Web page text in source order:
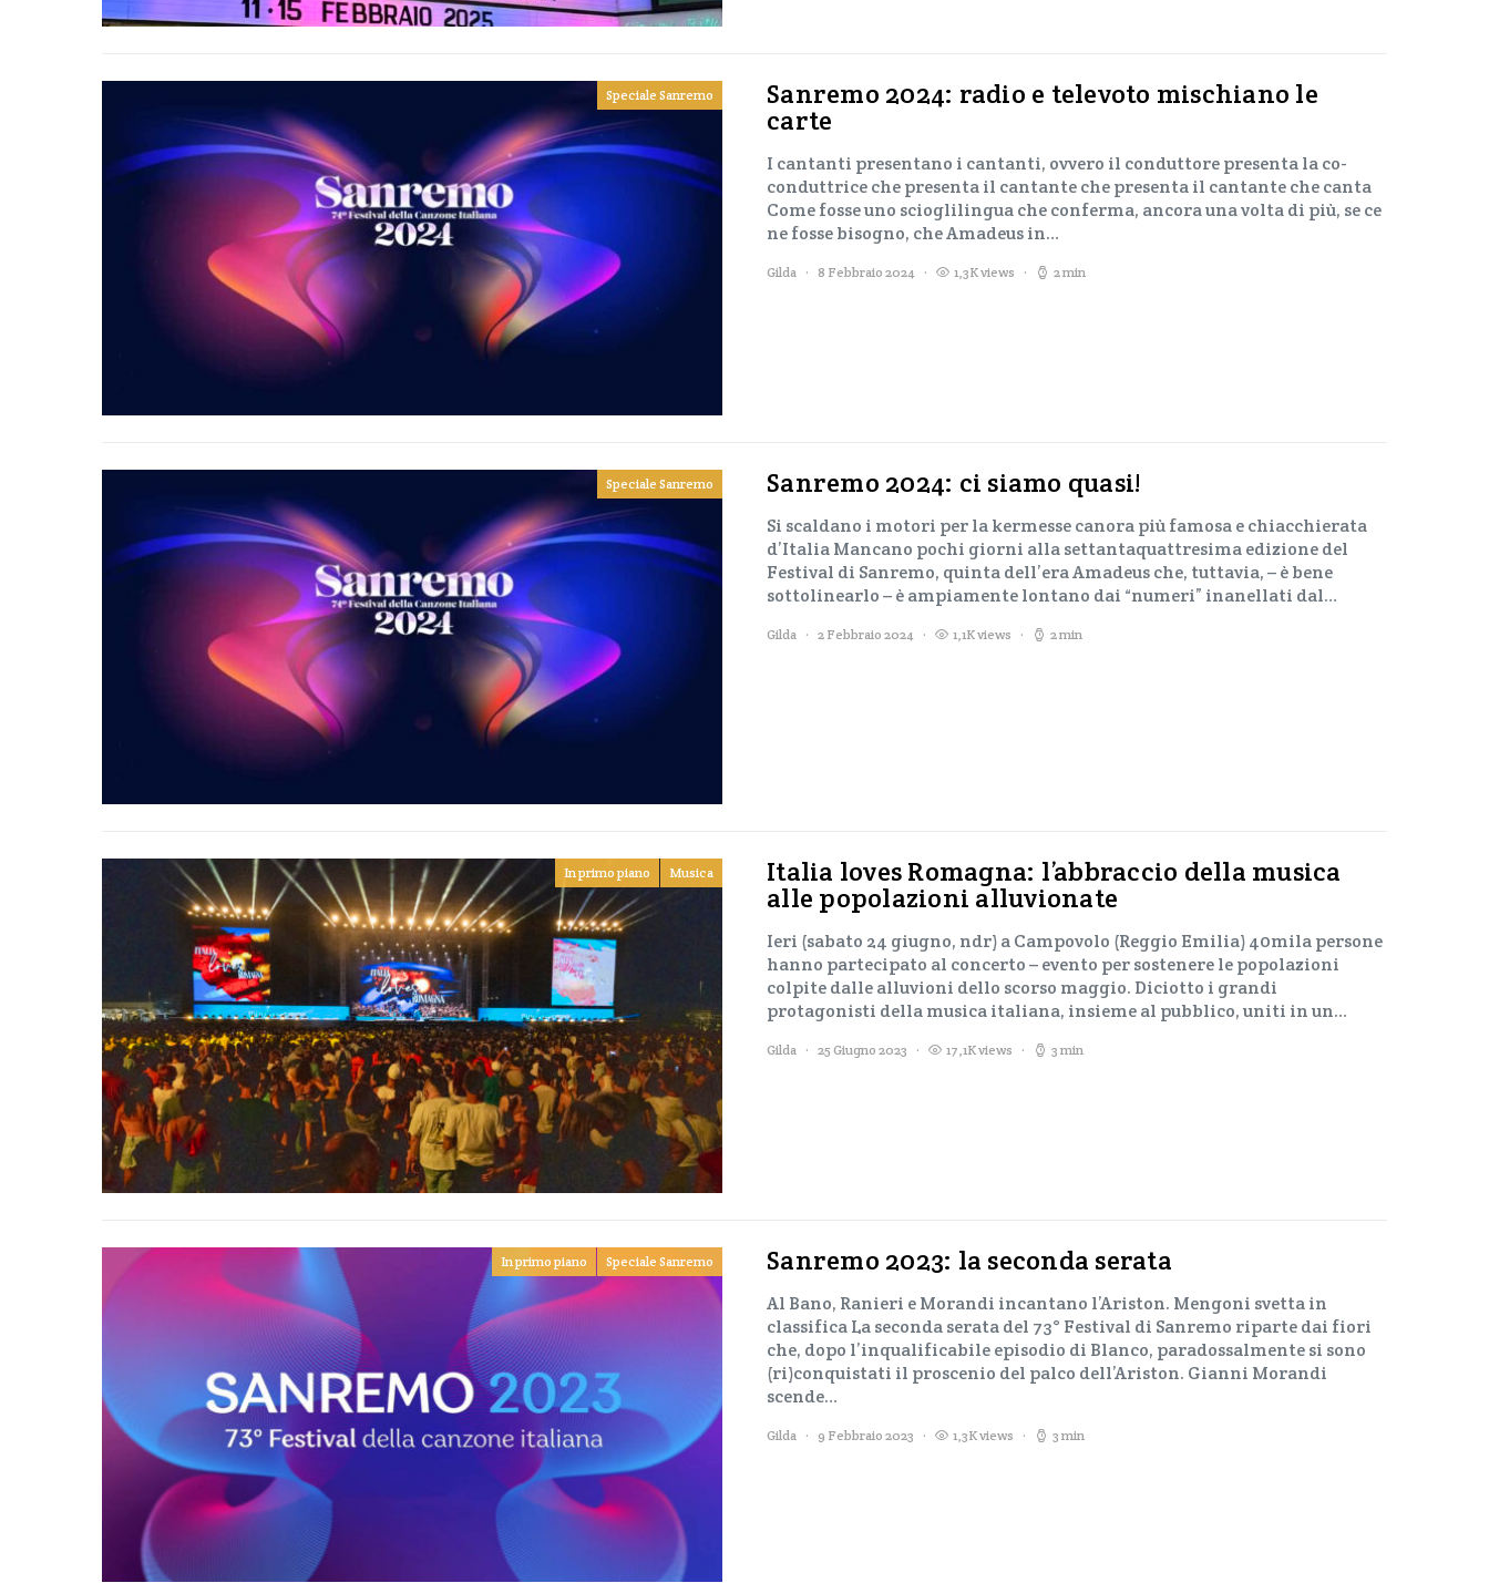
Speciale Sanremo Sanremo 2024: radio e televoto mischiano le
carte
I cantanti presentano i cantanti, ovvero il conduttore presenta la co-
conduttrice che presenta il cantante che presenta il cantante che canta
Come fosse uno scioglilingua che conferma, ancora una volta di più, se ce
ne fosse bisogno, che Amadeus in…
Gilda 8 Febbraio 2024 1,3K views 2 min
Speciale Sanremo Sanremo 2024: ci siamo quasi!
Si scaldano i motori per la kermesse canora più famosa e chiacchierata
d’Italia Mancano pochi giorni alla settantaquattresima edizione del
Festival di Sanremo, quinta dell’era Amadeus che, tuttavia, – è bene
sottolinearlo – è ampiamente lontano dai “numeri” inanellati dal…
Gilda 2 Febbraio 2024 1,1K views 2 min
In primo piano Musica Italia loves Romagna: l’abbraccio della musica
alle popolazioni alluvionate
Ieri (sabato 24 giugno, ndr) a Campovolo (Reggio Emilia) 40mila persone
hanno partecipato al concerto – evento per sostenere le popolazioni
colpite dalle alluvioni dello scorso maggio. Diciotto i grandi
protagonisti della musica italiana, insieme al pubblico, uniti in un…
Gilda 25 Giugno 2023 17,1K views 3 min
In primo piano Speciale Sanremo Sanremo 2023: la seconda serata
Al Bano, Ranieri e Morandi incantano l’Ariston. Mengoni svetta in
classifica La seconda serata del 73° Festival di Sanremo riparte dai fiori
che, dopo l’inqualificabile episodio di Blanco, paradossalmente si sono
(ri)conquistati il proscenio del palco dell’Ariston. Gianni Morandi
scende…
Gilda 9 Febbraio 2023 1,3K views 3 min